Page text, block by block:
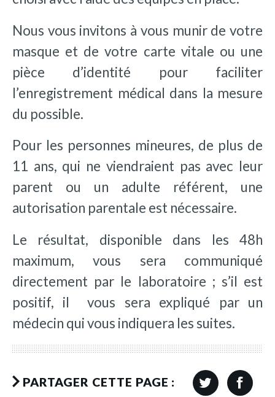
Nous vous invitons à vous munir de votre
masque et de votre carte vitale ou une
pièce d’identité pour faciliter
l’enregistrement médical dans la mesure
du possible.
Pour les personnes mineures, de plus de
11 ans, qui ne viendraient pas avec leur
parent ou un adulte référent, une
autorisation parentale est nécessaire.
Le résultat, disponible dans les 48h
maximum, vous sera communiqué
directement par le laboratoire ; s’il est
positif, il vous sera expliqué par un
médecin qui vous indiquera les suites.
PARTAGER CETTE PAGE :